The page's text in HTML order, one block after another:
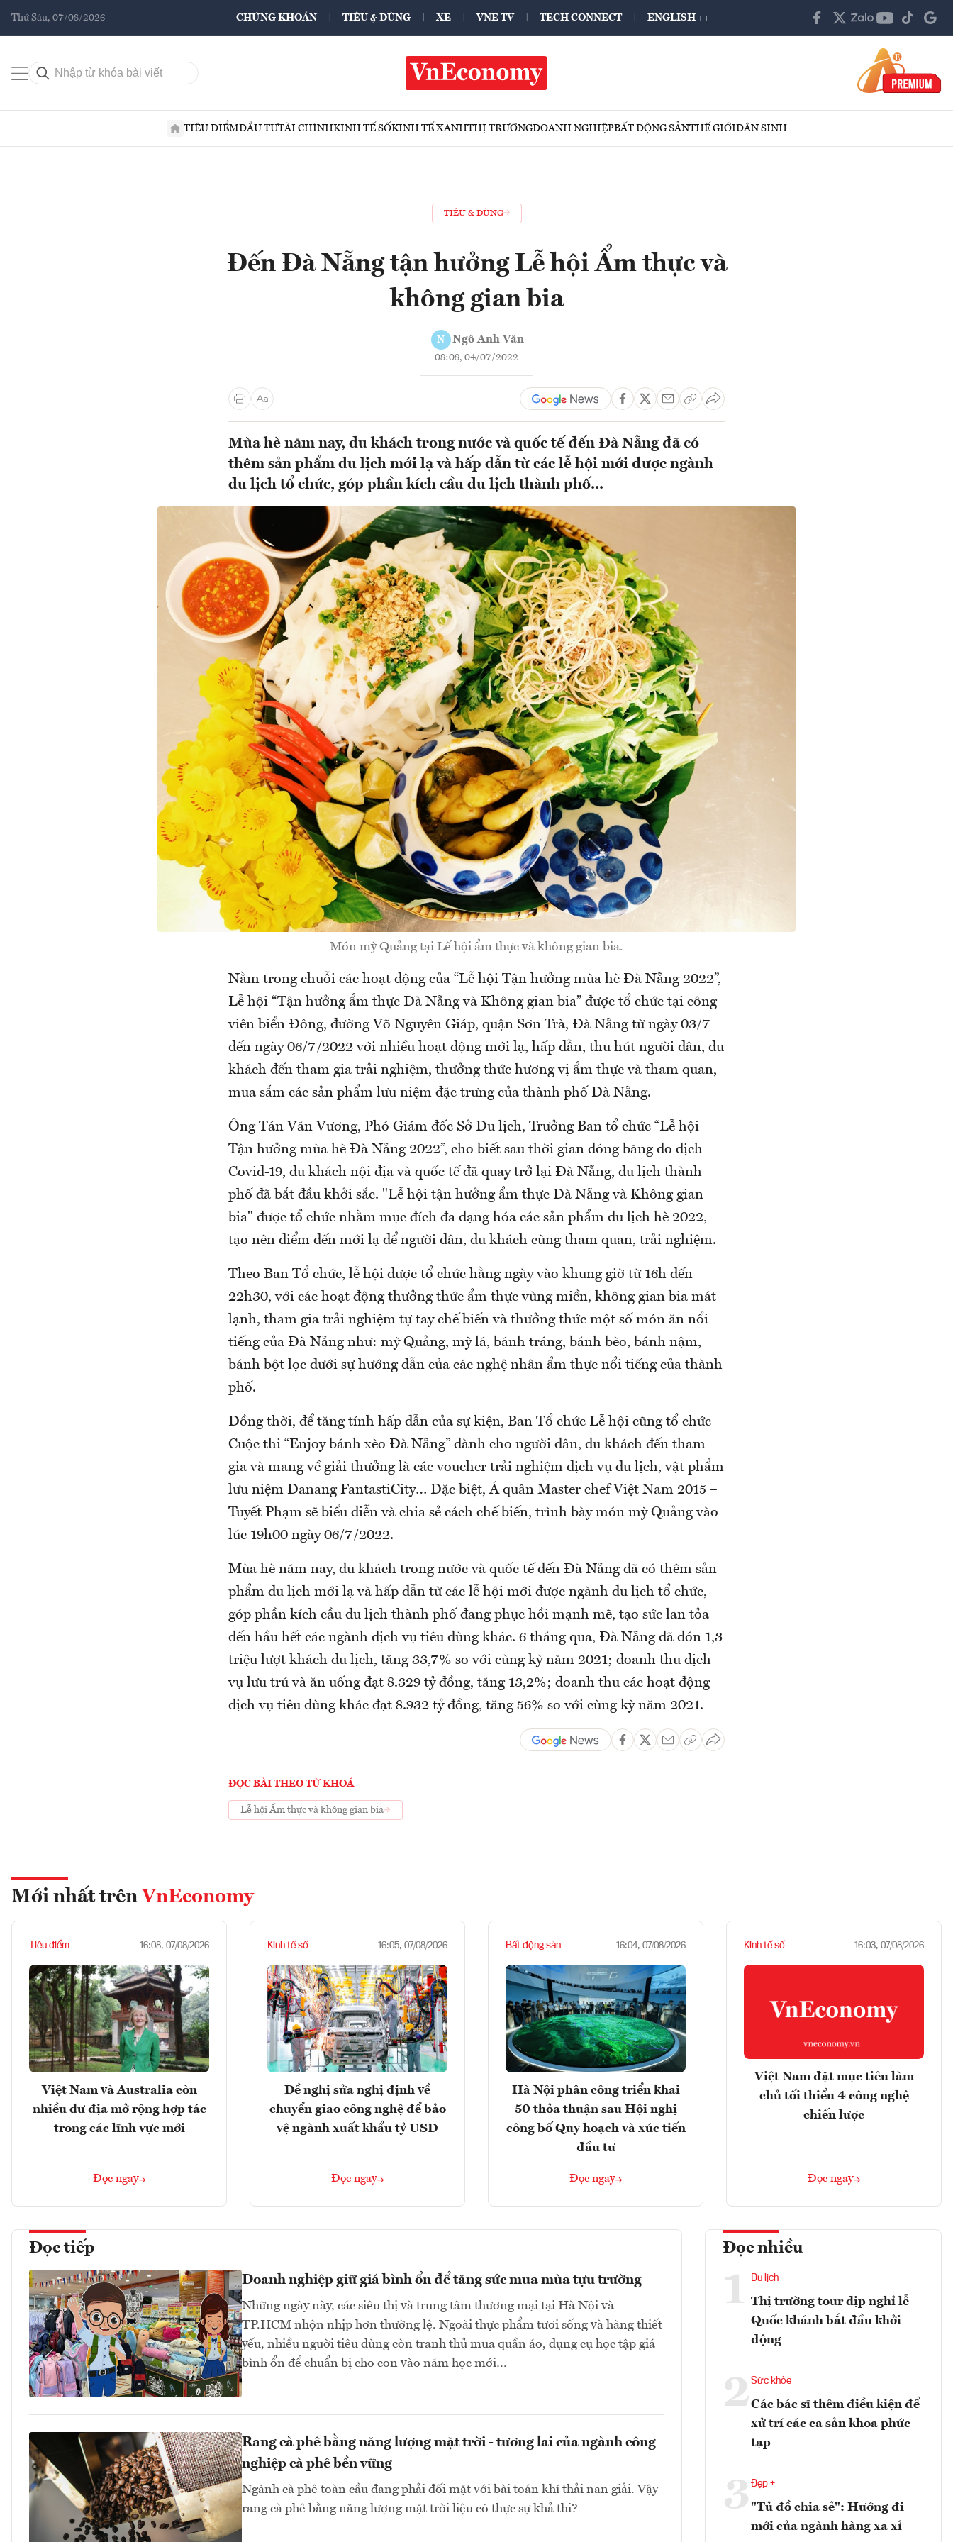
Thứ Sáu, 07/08/2026 CHỨNG KHOÁN TIÊU & DÙNG XE VNE TV TECH CONNECT ENGLISH ++
TIÊU ĐIỂMĐẦU TƯTÀI CHÍNHKINH TẾ SỐKINH TẾ XANHTHỊ TRƯỜNGDOANH NGHIỆPBẤT ĐỘNG SẢNTHẾ GIỚIDÂN SINH
TIÊU & DÙNG
Đến Đà Nẵng tận hưởng Lễ hội Ẩm thực và
không gian bia
N Ngô Anh Văn
08:08, 04/07/2022
Mùa hè năm nay, du khách trong nước và quốc tế đến Đà Nẵng đã có
thêm sản phẩm du lịch mới lạ và hấp dẫn từ các lễ hội mới được ngành
du lịch tổ chức, góp phần kích cầu du lịch thành phố...
Món mỳ Quảng tại Lế hội ẩm thực và không gian bia.
Nằm trong chuỗi các hoạt động của “Lễ hội Tận hưởng mùa hè Đà Nẵng 2022”,
Lễ hội “Tận hưởng ẩm thực Đà Nẵng và Không gian bia” được tổ chức tại công
viên biển Đông, đường Võ Nguyên Giáp, quận Sơn Trà, Đà Nẵng từ ngày 03/7
đến ngày 06/7/2022 với nhiều hoạt động mới lạ, hấp dẫn, thu hút người dân, du
khách đến tham gia trải nghiệm, thưởng thức hương vị ẩm thực và tham quan,
mua sắm các sản phẩm lưu niệm đặc trưng của thành phố Đà Nẵng.
Ông Tán Văn Vương, Phó Giám đốc Sở Du lịch, Trưởng Ban tổ chức “Lễ hội
Tận hưởng mùa hè Đà Nẵng 2022”, cho biết sau thời gian đóng băng do dịch
Covid-19, du khách nội địa và quốc tế đã quay trở lại Đà Nẵng, du lịch thành
phố đã bắt đầu khởi sắc. "Lễ hội tận hưởng ẩm thực Đà Nẵng và Không gian
bia" được tổ chức nhằm mục đích đa dạng hóa các sản phẩm du lịch hè 2022,
tạo nên điểm đến mới lạ để người dân, du khách cùng tham quan, trải nghiệm.
Theo Ban Tổ chức, lễ hội được tổ chức hằng ngày vào khung giờ từ 16h đến
22h30, với các hoạt động thưởng thức ẩm thực vùng miền, không gian bia mát
lạnh, tham gia trải nghiệm tự tay chế biến và thưởng thức một số món ăn nổi
tiếng của Đà Nẵng như: mỳ Quảng, mỳ lá, bánh tráng, bánh bèo, bánh nậm,
bánh bột lọc dưới sự hướng dẫn của các nghệ nhân ẩm thực nổi tiếng của thành
phố.
Đồng thời, để tăng tính hấp dẫn của sự kiện, Ban Tổ chức Lễ hội cũng tổ chức
Cuộc thi “Enjoy bánh xèo Đà Nẵng” dành cho người dân, du khách đến tham
gia và mang về giải thưởng là các voucher trải nghiệm dịch vụ du lịch, vật phẩm
lưu niệm Danang FantastiCity… Đặc biệt, Á quân Master chef Việt Nam 2015 –
Tuyết Phạm sẽ biểu diễn và chia sẻ cách chế biến, trình bày món mỳ Quảng vào
lúc 19h00 ngày 06/7/2022.
Mùa hè năm nay, du khách trong nước và quốc tế đến Đà Nẵng đã có thêm sản
phẩm du lịch mới lạ và hấp dẫn từ các lễ hội mới được ngành du lịch tổ chức,
góp phần kích cầu du lịch thành phố đang phục hồi mạnh mẽ, tạo sức lan tỏa
đến hầu hết các ngành dịch vụ tiêu dùng khác. 6 tháng qua, Đà Nẵng đã đón 1,3
triệu lượt khách du lịch, tăng 33,7% so với cùng kỳ năm 2021; doanh thu dịch
vụ lưu trú và ăn uống đạt 8.329 tỷ đồng, tăng 13,2%; doanh thu các hoạt động
dịch vụ tiêu dùng khác đạt 8.932 tỷ đồng, tăng 56% so với cùng kỳ năm 2021.
ĐỌC BÀI THEO TỪ KHOÁ
Lễ hội Ẩm thực và không gian bia
Mới nhất trên VnEconomy
Tiêu điểm 16:08, 07/08/2026
Việt Nam và Australia còn
nhiều dư địa mở rộng hợp tác
trong các lĩnh vực mới
Đọc ngay
Kinh tế số 16:05, 07/08/2026
Đề nghị sửa nghị định về
chuyển giao công nghệ để bảo
vệ ngành xuất khẩu tỷ USD
Đọc ngay
Bất động sản 16:04, 07/08/2026
Hà Nội phân công triển khai
50 thỏa thuận sau Hội nghị
công bố Quy hoạch và xúc tiến
đầu tư
Đọc ngay
Kinh tế số 16:03, 07/08/2026
Việt Nam đặt mục tiêu làm
chủ tối thiểu 4 công nghệ
chiến lược
Đọc ngay
Đọc tiếp
Doanh nghiệp giữ giá bình ổn để tăng sức mua mùa tựu trường
Những ngày này, các siêu thị và trung tâm thương mại tại Hà Nội và
TP.HCM nhộn nhịp hơn thường lệ. Ngoài thực phẩm tươi sống và hàng thiết
yếu, nhiều người tiêu dùng còn tranh thủ mua quần áo, dụng cụ học tập giá
bình ổn để chuẩn bị cho con vào năm học mới…
Rang cà phê bằng năng lượng mặt trời - tương lai của ngành công
nghiệp cà phê bền vững
Ngành cà phê toàn cầu đang phải đối mặt với bài toán khí thải nan giải. Vậy
rang cà phê bằng năng lượng mặt trời liệu có thực sự khả thi?
Đọc nhiều
1 Du lịch
Thị trường tour dịp nghỉ lễ
Quốc khánh bắt đầu khởi
động
2Sức khỏe
Các bác sĩ thêm điều kiện để
xử trí các ca sản khoa phức
tạp
3 Đẹp +
"Tủ đồ chia sẻ": Hướng đi
mới của ngành hàng xa xỉ